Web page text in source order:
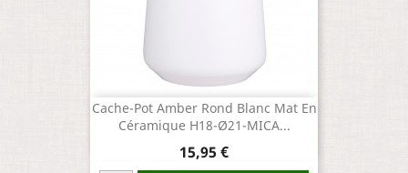
Cache-Pot Amber Rond Blanc Mat En
Céramique H18-Ø21-MICA...
Prix
15,95 €